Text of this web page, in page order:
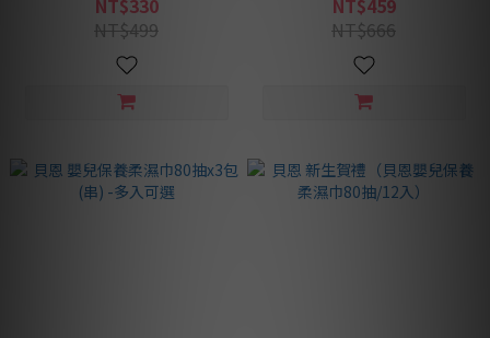
NT$330
NT$499
NT$459
NT$666